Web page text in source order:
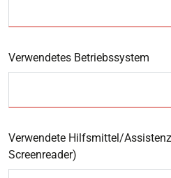
Verwendetes Betriebssystem
Verwendete Hilfsmittel/
Screenreader)